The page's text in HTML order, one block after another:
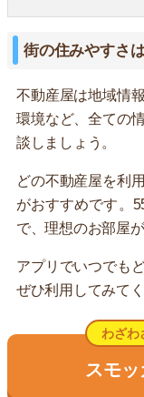
街の住みやすさ
不動産屋は地域情
環境など、全ての
談しましょう。
どの不動産屋を利
がおすすめです。
で、理想のお部屋
アプリでいつでも
ぜひ利用してみてく
わざわ
スモ